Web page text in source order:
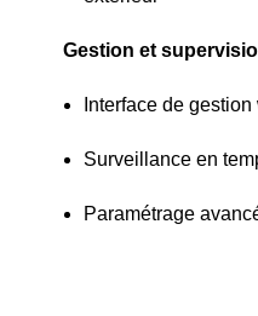
Gestion et
Interface de
Surveillance en
Paramétrage